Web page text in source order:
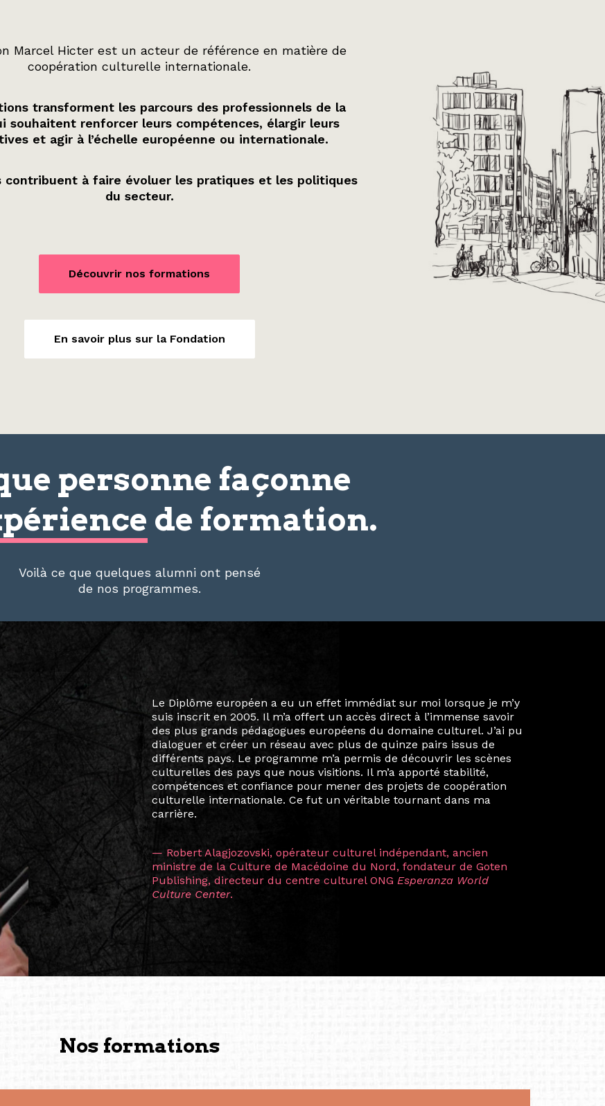
Marcel Hicter est un acteur de référence en matière de
coopération culturelle internationale.
transforment les parcours des professionnels de la
souhaitent renforcer leurs compétences, élargir leurs
et agir à l’échelle européenne ou internationale.
contribuent à faire évoluer les pratiques et les politiques
du secteur.
Découvrir nos formations
En savoir plus sur la Fondation
personne façonne
de formation.
Voilà ce que quelques alumni ont pensé
de nos programmes.
Le destin a voulu que ma vie privée et ma vie professionnelle dans les
arts soient étroitement liées. Durant mon année au sein du Diplôme
Marcel Hicter, j’ai intégré un réseau européen aussi inattendu que
vibrant, qui s’est étendu bien au-delà de la salle de classe. En
quelques mois, j’invitais mes camarades à collaborer sur des projets
allant de Baguio City à Pékin, de Helsinki à Kuala Lumpur, Langkawi,
Manille, Tokyo et Varsovie, renforçant ainsi ma vision de curatrice
consistant à connecter des artistes à travers les disciplines et les
continents.
L’une des rencontres les plus marquantes fut celle avec ma
consœur HicterienneRuthe Zuntz — une amitié dont la générosité et
la vision ont transformé ma trajectoire et m’ont conduite de
Singapour à Berlin pendant près d’une décennie. Aujourd’hui encore,
les amitiés forgées durant cette année intense et inspirante
solidité et m’encouragent à continuer de rêver, de créer et de tendre
vers de nouvelles possibilités.
— Vanini Belarmino (Singapore /Germany)
(Photography: Geric Cruz)